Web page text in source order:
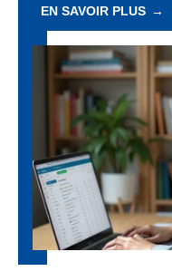
EN SAVOIR PLUS